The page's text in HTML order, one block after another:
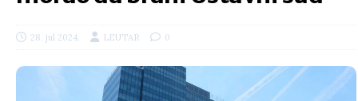
28. jul 2024. LEUTAR 0